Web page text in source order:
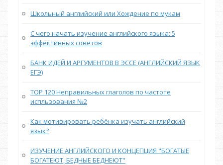
Школьный английский или Хождение по мукам
С чего начать изучение английского языка: 5
эффективных советов
БАНК ИДЕЙ И АРГУМЕНТОВ В ЭССЕ (АНГЛИЙСКИЙ ЯЗЫК
ЕГЭ)
TOP 120 Неправильных глаголов по частоте
испльзования №2
Как мотивировать ребёнка изучать английский
язык?
ИЗУЧЕНИЕ АНГЛИЙСКОГО И КОНЦЕПЦИЯ "БОГАТЫЕ
БОГАТЕЮТ, БЕДНЫЕ БЕДНЕЮТ"